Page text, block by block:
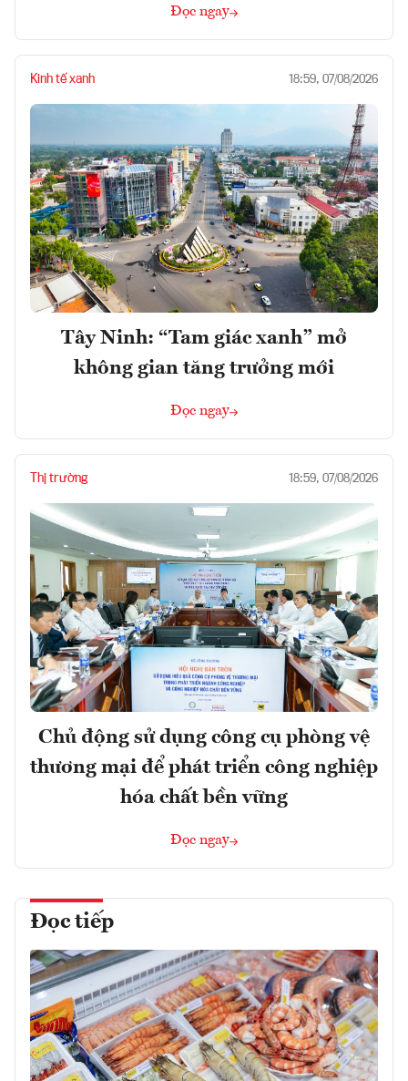
Đọc ngay
Kinh tế xanh 18:59, 07/08/2026
Tây Ninh: “Tam giác xanh” mở
không gian tăng trưởng mới
Đọc ngay
Thị trường 18:59, 07/08/2026
Chủ động sử dụng công cụ phòng vệ
thương mại để phát triển công nghiệp
hóa chất bền vững
Đọc ngay
Đọc tiếp